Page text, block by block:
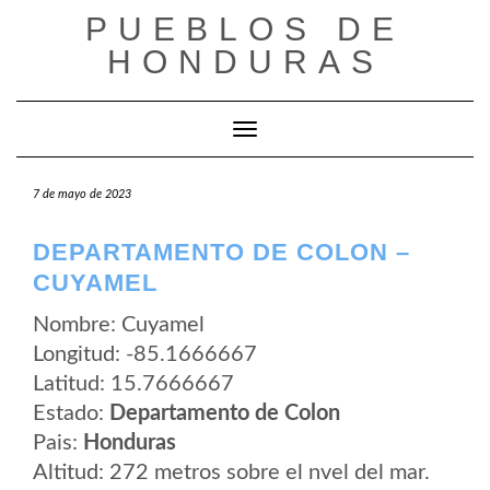
PUEBLOS DE
HONDURAS
Cambiar modo de navegación
7 de mayo de 2023
DEPARTAMENTO DE COLON –
CUYAMEL
Nombre: Cuyamel
Longitud: -85.1666667
Latitud: 15.7666667
Estado: Departamento de Colon
Pais: Honduras
Altitud: 272 metros sobre el nvel del mar.